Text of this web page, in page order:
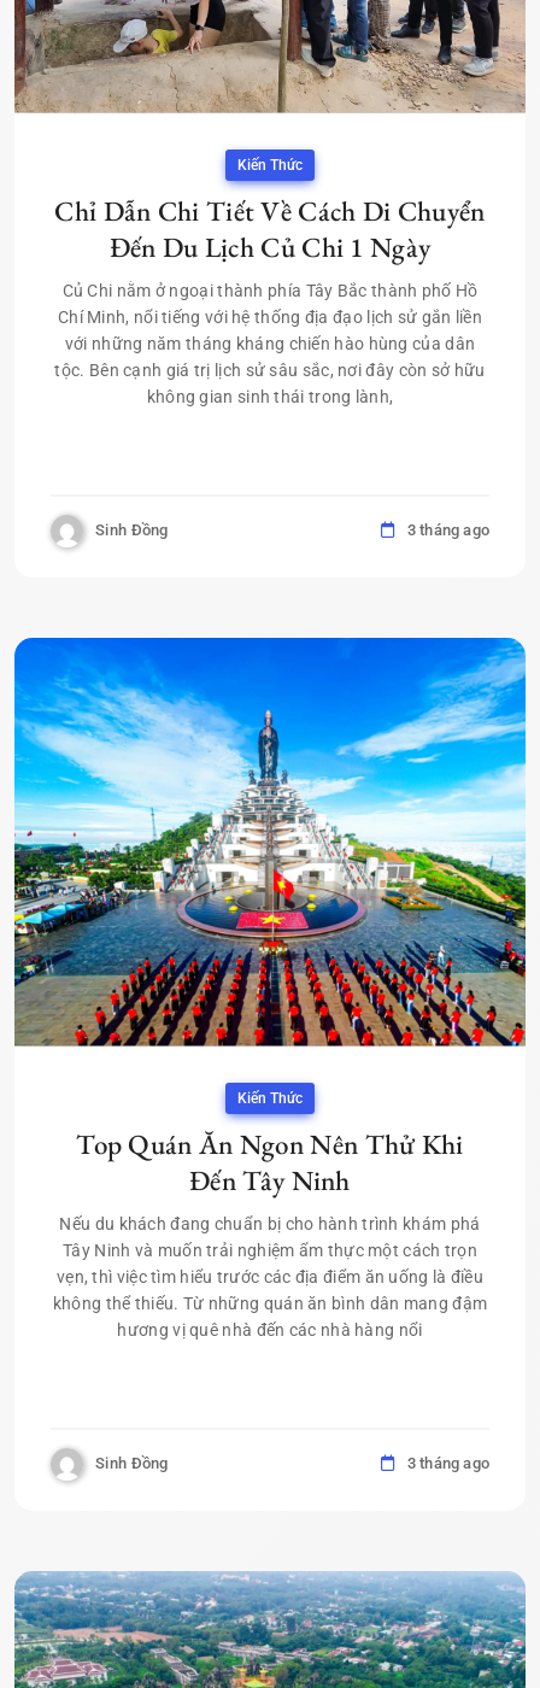
Kiến Thức
Chỉ Dẫn Chi Tiết Về Cách Di Chuyển
Đến Du Lịch Củ Chi 1 Ngày
Củ Chi nằm ở ngoại thành phía Tây Bắc thành phố Hồ
Chí Minh, nổi tiếng với hệ thống địa đạo lịch sử gắn liền
với những năm tháng kháng chiến hào hùng của dân
tộc. Bên cạnh giá trị lịch sử sâu sắc, nơi đây còn sở hữu
không gian sinh thái trong lành,
Sinh Đồng 3 tháng ago
Kiến Thức
Top Quán Ăn Ngon Nên Thử Khi
Đến Tây Ninh
Nếu du khách đang chuẩn bị cho hành trình khám phá
Tây Ninh và muốn trải nghiệm ẩm thực một cách trọn
vẹn, thì việc tìm hiểu trước các địa điểm ăn uống là điều
không thể thiếu. Từ những quán ăn bình dân mang đậm
hương vị quê nhà đến các nhà hàng nổi
Sinh Đồng 3 tháng ago